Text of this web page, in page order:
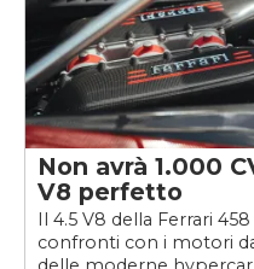
Non avrà 1.000
V8 perfetto
Il 4.5 V8 della Ferrari
confronti con i motori